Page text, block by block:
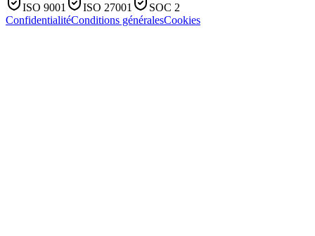
ISO 9001 ISO 27001
SOC 2
ConfidentialitéConditions généralesCookies